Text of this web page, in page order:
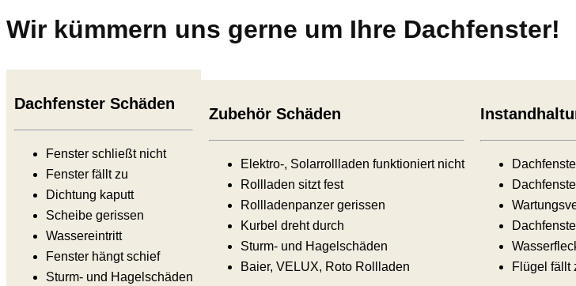
Wir kümmern uns gerne um Ihre Dachfenster!
Dachfenster Schäden
Fenster schließt nicht
Fenster fällt zu
Dichtung kaputt
Scheibe gerissen
Wassereintritt
Fenster hängt schief
Sturm- und Hagelschäden
Zubehör Schäden
Elektro-, Solarrollladen funktioniert nicht
Rollladen sitzt fest
Rollladenpanzer gerissen
Kurbel dreht durch
Sturm- und Hagelschäden
Baier, VELUX, Roto Rollladen
Flügel fällt